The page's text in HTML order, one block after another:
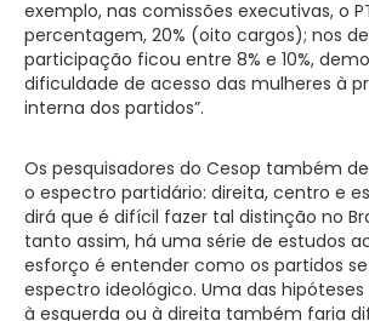
exemplo, nas comissões executivas, o
percentagem, 20% (oito cargos); nos
participação ficou entre 8% e 10%,
dificuldade de acesso das mulheres à
interna dos partidos”.
Os pesquisadores do Cesop também
o espectro partidário: direita, centro e
dirá que é difícil fazer tal distinção no
tanto assim, há uma série de estudos
esforço é entender como os partidos
espectro ideológico. Uma das
à esquerda ou à direita também faria